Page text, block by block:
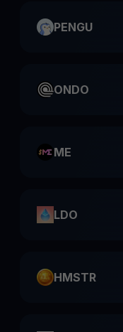
PENGU
ONDO
ME
LDO
HMSTR